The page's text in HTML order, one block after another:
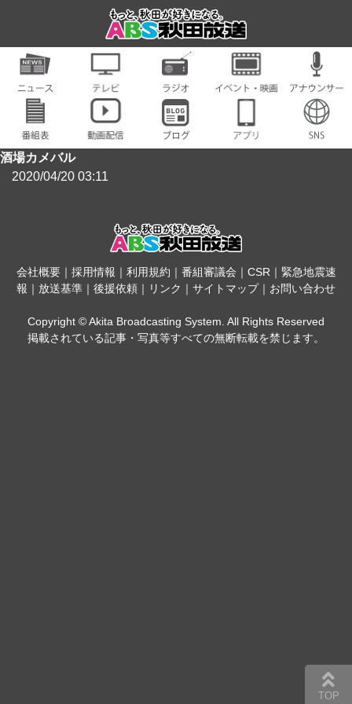
酒場カメバル
2020/04/20 03:11
会社概要｜ 採用情報 ｜ 利用規約 ｜ 番組審議会 ｜ CSR｜ 緊急地震速
報 ｜ 放送基準 ｜ 後援依頼 ｜ リンク ｜ サイトマップ｜ お問い合わせ
Copyright © Akita Broadcasting System. All Rights Reserved
掲載されている記事・写真等すべての無断転載を禁じます。